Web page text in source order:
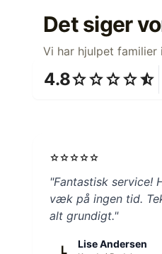
Det siger
Vi har hjulpet familier
4.8starstarstarstarstar_half
starstarstarstarstar
"Fantastisk service!
væk på ingen tid.
alt grundigt."
L Lise Andersen